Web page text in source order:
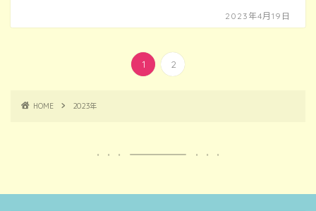
2023年4月19日
1 2
HOME 2023年